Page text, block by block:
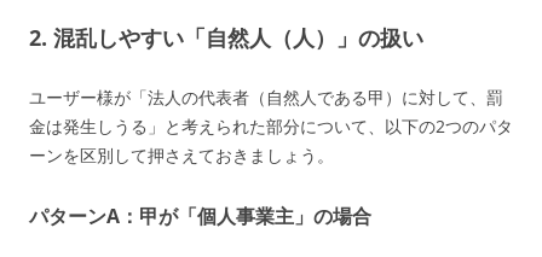
2. 混乱しやすい「自然人（人）」の扱い
ユーザー様が「法人の代表者（自然人である甲）に対して、罰
金は発生しうる」と考えられた部分について、以下の2つのパタ
ーンを区別して押さえておきましょう。
パターンA：甲が「個人事業主」の場合